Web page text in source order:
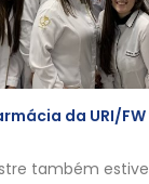
da URI/
também